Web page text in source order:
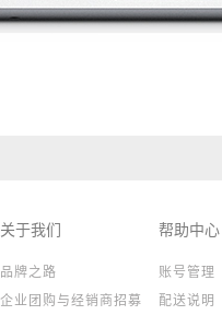
关于我们
品牌之路
企业团购与经销商招募
帮助中心
账号管理
配送说明